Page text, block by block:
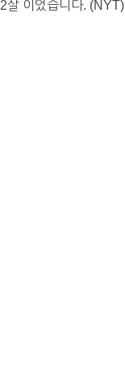
살 이었습니다. (NYT)